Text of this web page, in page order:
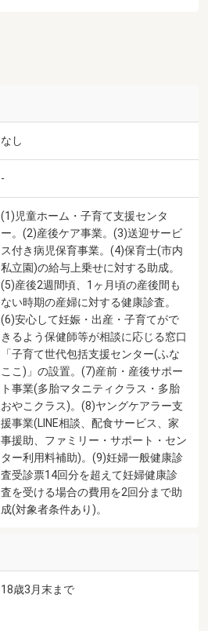
なし
-
(1)児童ホーム・子育て支援センタ
ー。(2)産後ケア事業。(3)送迎サービ
ス付き病児保育事業。(4)保育士(市内
私立園)の給与上乗せに対する助成。
(5)産後2週間頃、1ヶ月頃の産後間も
ない時期の産婦に対する健康診査。
(6)安心して妊娠・出産・子育てがで
きるよう保健師等が相談に応じる窓口
「子育て世代包括支援センター(ふな
ここ)」の設置。(7)産前・産後サポー
ト事業(多胎マタニティクラス・多胎
おやこクラス)。(8)ヤングケアラー支
援事業(LINE相談、配食サービス、家
事援助、ファミリー・サポート・セン
ター利用料補助)。(9)妊婦一般健康診
査受診票14回分を超えて妊婦健康診
査を受ける場合の費用を2回分まで助
成(対象者条件あり)。
18歳3月末まで